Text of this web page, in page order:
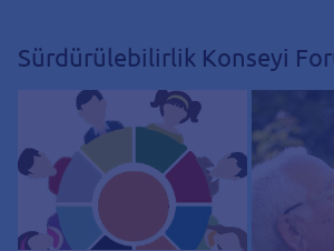
Sürdürülebilirlik Konseyi